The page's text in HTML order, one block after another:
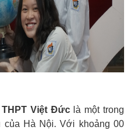
Việt Đứclà một trong
Hà Nội. Với khoảng 00